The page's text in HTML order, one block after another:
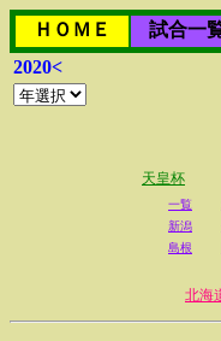
ＨＯＭＥ 試合一
2020<
天皇杯
一覧
新潟
島根
北海